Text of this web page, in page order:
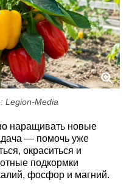
Media
наращивать новые
— помочь уже
окраситься и
подкормки
фосфор и магний.